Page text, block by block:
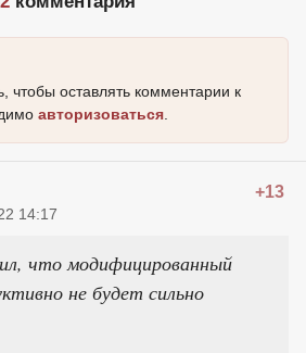
чтобы оставлять комментарии к
авторизоваться
+13
14:17
что модифицированный
не будет сильно